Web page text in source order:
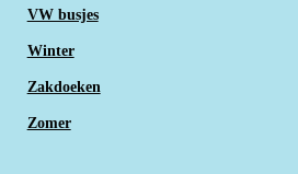
VW busjes
Winter
Zakdoeken
Zomer